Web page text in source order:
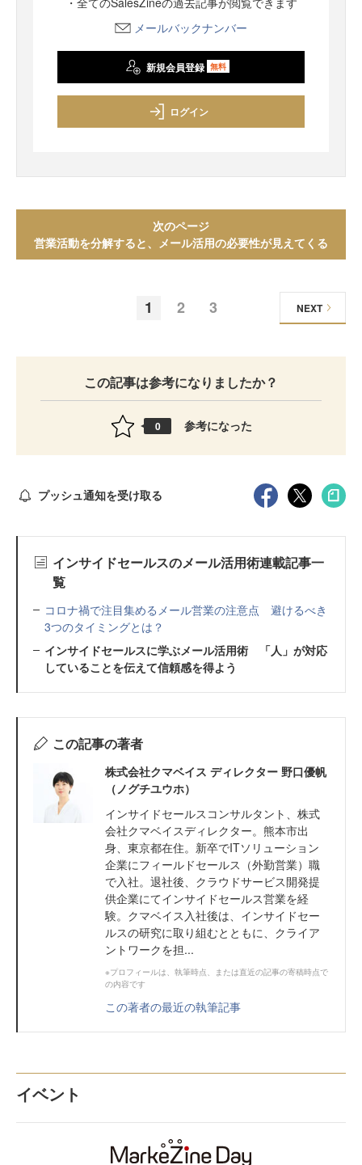
メールバックナンバー
新規会員登録 無料
ログイン
次のページ
営業活動を分解すると、メール活用の必要性が見えてくる
1 2 3 NEXT
この記事は参考になりましたか？
0 参考になった
プッシュ通知を受け取る
インサイドセールスのメール活用術連載記事一
覧
コロナ禍で注目集めるメール営業の注意点 避けるべき
3つのタイミングとは？
インサイドセールスに学ぶメール活用術 「人」が対応
していることを伝えて信頼感を得よう
この記事の著者
株式会社クマベイス ディレクター 野口優帆
（ノグチユウホ）
インサイドセールスコンサルタント、株式
会社クマベイスディレクター。熊本市出
身、東京都在住。新卒でITソリューション
企業にフィールドセールス（外勤営業）職
で入社。退社後、クラウドサービス開発提
供企業にてインサイドセールス営業を経
験。クマベイス入社後は、インサイドセー
ルスの研究に取り組むとともに、クライア
ントワークを担...
※プロフィールは、執筆時点、または直近の記事の寄稿時点で
の内容です
この著者の最近の執筆記事
イベント